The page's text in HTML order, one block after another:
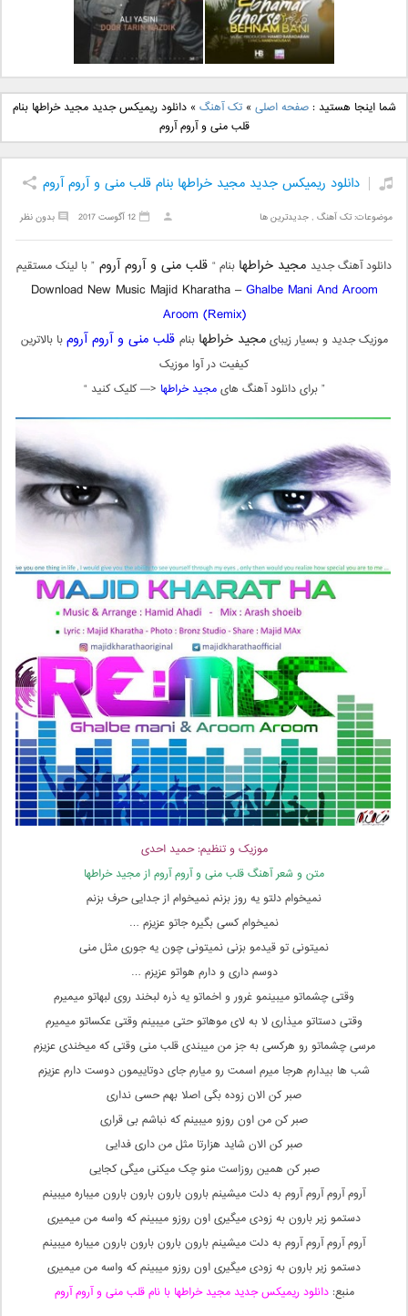
دانلود آهنگ جدید بهنام
بانی بنام قرص قمر 2
دانلود آهنگ جدید علی
یاسینی بنام دورترین نزدیک
شما اینجا هستید :صفحه اصلی »تک آهنگ »دانلود ریمیکس جدید مجید خراطها بنام
قلب منی و آروم آروم
دانلود ریمیکس جدید مجید خراطها بنام قلب منی و آروم آروم
موضوعات:تک آهنگ ,جدیدترین ها بدون نظر 12 آگوست 2017
دانلود آهنگ جدید مجید خراطها بنام “ قلب منی و آروم آروم ” با لینک مستقیم
Download New Music Majid Kharatha –Ghalbe Mani And Aroom
Aroom (Remix)
موزیک جدید و بسیار زیبایمجید خراطها بنام قلب منی و آروم آرومبا بالاترین
کیفیت در آوا موزیک
” برای دانلود آهنگ هایمجید خراطها <— کلیک کنید “
موزیک و تنظیم: حمید احدی
متن و شعر آهنگ قلب منی و آروم آروم از مجید خراطها
نمیخوام دلتو یه روز بزنم نمیخوام از جدایی حرف بزنم
نمیخوام کسی بگیره جاتو عزیزم …
نمیتونی تو قیدمو بزنی نمیتونی چون یه جوری مثل منی
دوسم داری و دارم هواتو عزیزم …
وقتی چشماتو میبینمو غرور و اخماتو یه ذره لبخند روی لبهاتو میمیرم
وقتی دستاتو میذاری لا به لای موهاتو حتی میبینم وقتی عکساتو میمیرم
مرسی چشماتو رو هرکسی به جز من میبندی قلب منی وقتی که میخندی عزیزم
شب ها بیدارم هرجا میرم اسمت رو میارم جای دوتاییمون دوست دارم عزیزم
صبر کن الان زوده بگی اصلا بهم حسی نداری
صبر کن من اون روزو میبینم که نباشم بی قراری
صبر کن الان شاید هزارتا مثل من داری فدایی
صبر کن همین روزاست منو چک میکنی میگی کجایی
آروم آروم آروم آروم به دلت میشینم بارون بارون بارون بارون میباره میبینم
دستمو زیر بارون به زودی میگیری اون روزو میبینم که واسه من میمیری
آروم آروم آروم آروم به دلت میشینم بارون بارون بارون بارون میباره میبینم
دستمو زیر بارون به زودی میگیری اون روزو میبینم که واسه من میمیری
منبع:دانلود ریمیکس جدید مجید خراطها با نام قلب منی و آروم آروم